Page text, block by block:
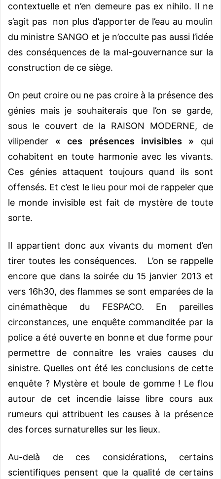
contextuelle et n’en demeure pas ex nihilo. Il ne
s’agit pas non plus d’apporter de l’eau au moulin
du ministre SANGO et je n’occulte pas aussi l’idée
des conséquences de la mal-gouvernance sur la
construction de ce siège.
On peut croire ou ne pas croire à la présence des
génies mais je souhaiterais que l’on se garde,
sous le couvert de la RAISON MODERNE, de
vilipender « ces présences invisibles » qui
cohabitent en toute harmonie avec les vivants.
Ces génies attaquent toujours quand ils sont
offensés. Et c’est le lieu pour moi de rappeler que
le monde invisible est fait de mystère de toute
sorte.
Il appartient donc aux vivants du moment d’en
tirer toutes les conséquences. L’on se rappelle
encore que dans la soirée du 15 janvier 2013 et
vers 16h30, des flammes se sont emparées de la
cinémathèque du FESPACO. En pareilles
circonstances, une enquête commanditée par la
police a été ouverte en bonne et due forme pour
permettre de connaitre les vraies causes du
sinistre. Quelles ont été les conclusions de cette
enquête ? Mystère et boule de gomme ! Le flou
autour de cet incendie laisse libre cours aux
rumeurs qui attribuent les causes à la présence
des forces surnaturelles sur les lieux.
Au-delà de ces considérations, certains
scientifiques pensent que la qualité de certains